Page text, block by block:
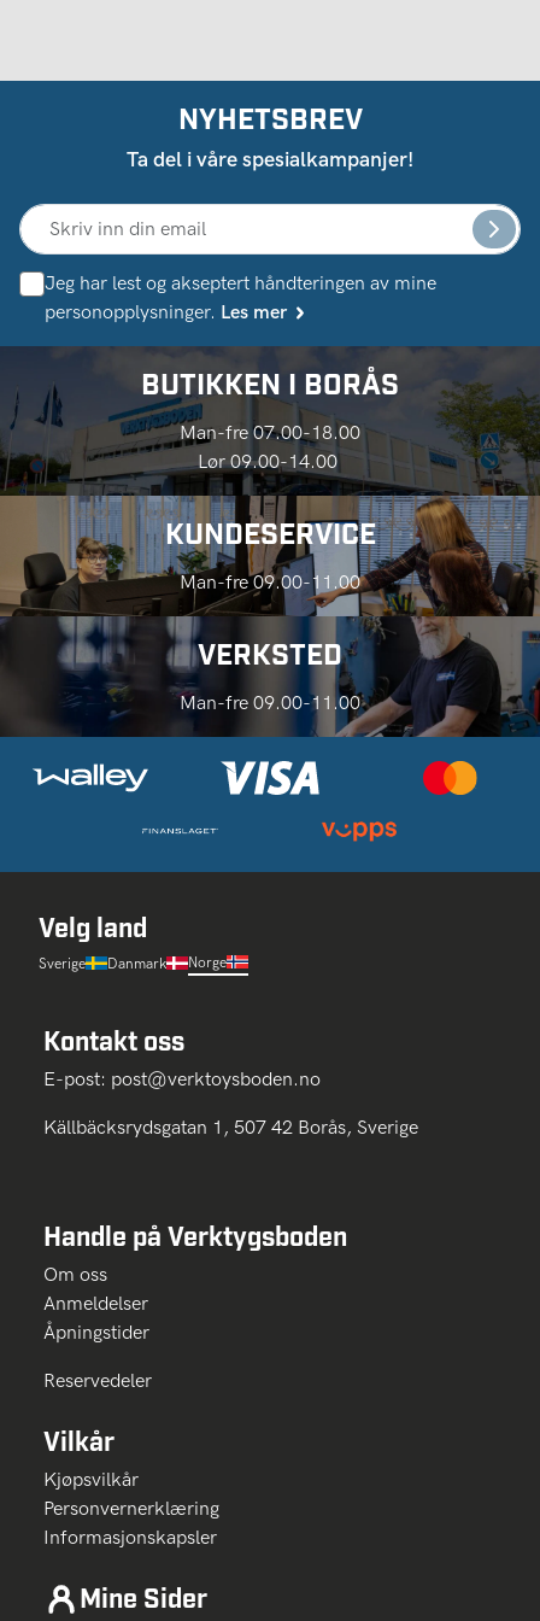
NYHETSBREV
Ta del i våre spesialkampanjer!
Jeg har lest og akseptert håndteringen av mine
personopplysninger. Les mer
BUTIKKEN I BORÅS
Man-fre 07.00-18.00
Lør 09.00-14.00
KUNDESERVICE
Man-fre 09.00-11.00
VERKSTED
Man-fre 09.00-11.00
Velg land
Sverige Danmark Norge
Kontakt oss
E-post: post@verktoysboden.no
Källbäcksrydsgatan 1, 507 42 Borås, Sverige
Handle på Verktygsboden
Om oss
Anmeldelser
Åpningstider
Reservedeler
Vilkår
Kjøpsvilkår
Personvernerklæring
Informasjonskapsler
Mine Sider